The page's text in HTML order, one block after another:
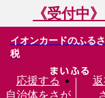
《受付中
イオンカードのふる
税
応援する
自治体をさが